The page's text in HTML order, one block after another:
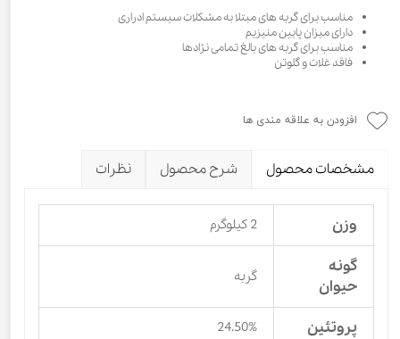
مناسب برای گربه های مبتلا به مشکلات سیستم ادراری
دارای میزان پایین منیزیم
مناسب برای گربه های بالغ تمامی نژادها
فاقد غلات و گلوتن
افزودن به علاقه مندی ها
مشخصات محصول شرح محصول نظرات
وزن 2 کیلوگرم
گونه
حیوان
گربه
پروتئین 24.50%